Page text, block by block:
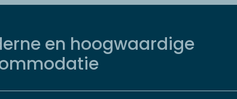
en hoogwaardige